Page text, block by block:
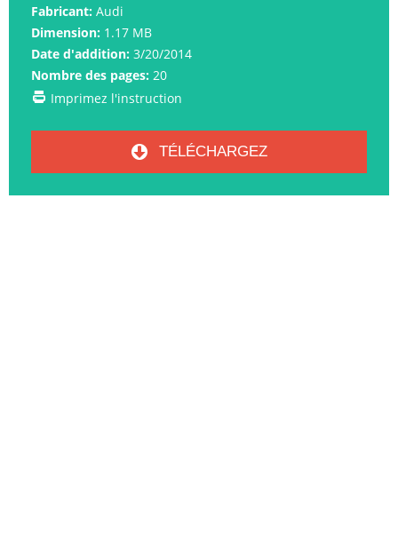
Fabricant: Audi
Dimension: 1.17 MB
Date d'addition: 3/20/2014
Nombre des pages: 20
Imprimez l'instruction
TÉLÉCHARGEZ